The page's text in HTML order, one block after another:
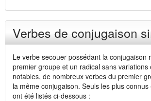
Verbes de conjugaison
Le verbe secouer possédant la conjugaison
premier groupe et un radical sans variations
notables, de nombreux verbes du premier
la même conjugaison. Seuls les plus
ont été listés ci-dessous :